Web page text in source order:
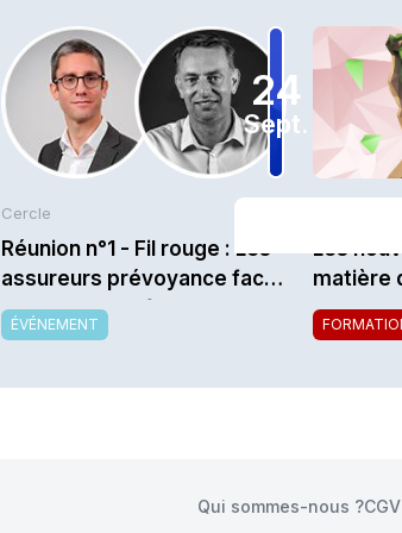
24
Sept.
Cercle
Réunion n°1 - Fil rouge : Les
assureurs prévoyance face
aux nouveaux facteurs de
risque en arrêt de travail :
ÉVÉNEMENT
Les
matière
Qui sommes-nous ?CGV